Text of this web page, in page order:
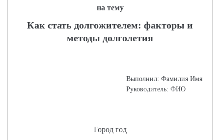
на тему
Как стать долгожителем: факторы и
методы долголетия
Выполнил: Фамилия Имя
Руководитель: ФИО
Город год